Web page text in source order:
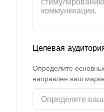
Целевая
Определите
направлен ваш